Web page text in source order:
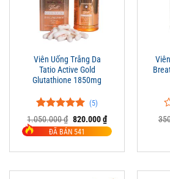
Viên Uống Trắng Da
Tatio Active Gold
Glutathione 1850mg
5.00trên 5
5
đánh giá
(5)
1.050.000₫ Giá
gốc
là:
820.000₫Giá
hiện
tại
820.000 ₫.
ĐÃ BÁN 541
0
0